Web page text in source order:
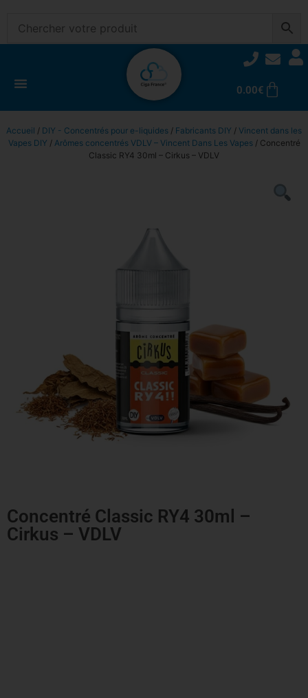
0.00€
Accueil / DIY - Concentrés pour e-liquides / Fabricants DIY / Vincent dans les
Vapes DIY / Arômes concentrés VDLV – Vincent Dans Les Vapes/ Concentré
Classic RY4 30ml – Cirkus – VDLV
Concentré Classic RY4 30ml –
Cirkus – VDLV